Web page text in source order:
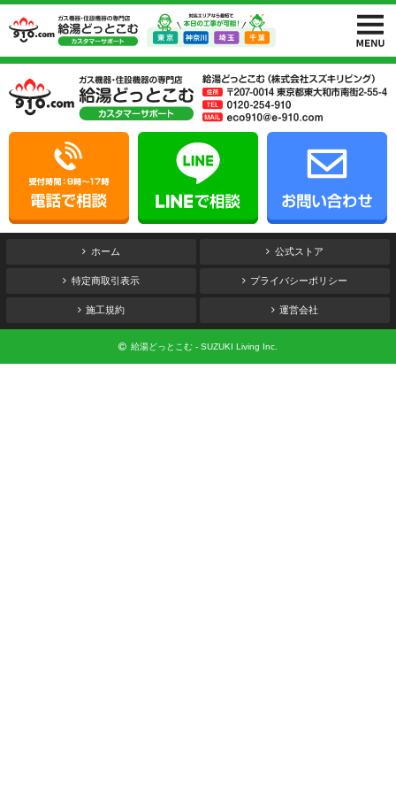
ホーム 公式ストア
特定商取引表示 プライバシーポリシー
施工規約 運営会社
給湯どっとこむ - SUZUKI Living Inc.